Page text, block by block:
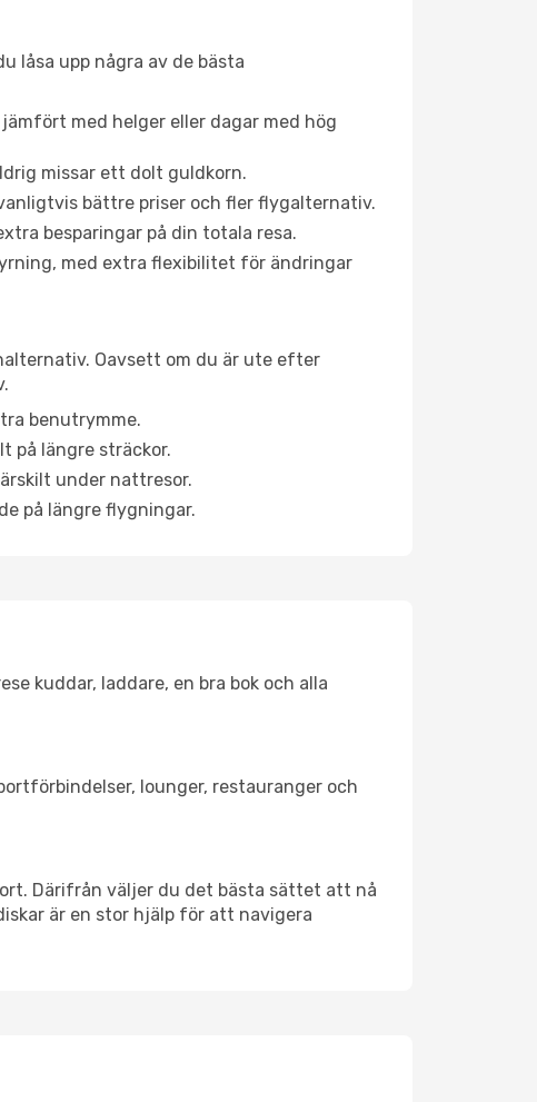
låsa upp några av de bästa
med helger eller dagar med hög
missar ett dolt guldkorn.
bättre priser och fler flygalternativ.
besparingar på din totala resa.
med extra flexibilitet för ändringar
Oavsett om du är ute efter
benutrymme.
på längre sträckor.
under nattresor.
på längre flygningar.
kuddar, laddare, en bra bok och alla
lounger, restauranger och
Därifrån väljer du det bästa sättet att nå
är en stor hjälp för att navigera